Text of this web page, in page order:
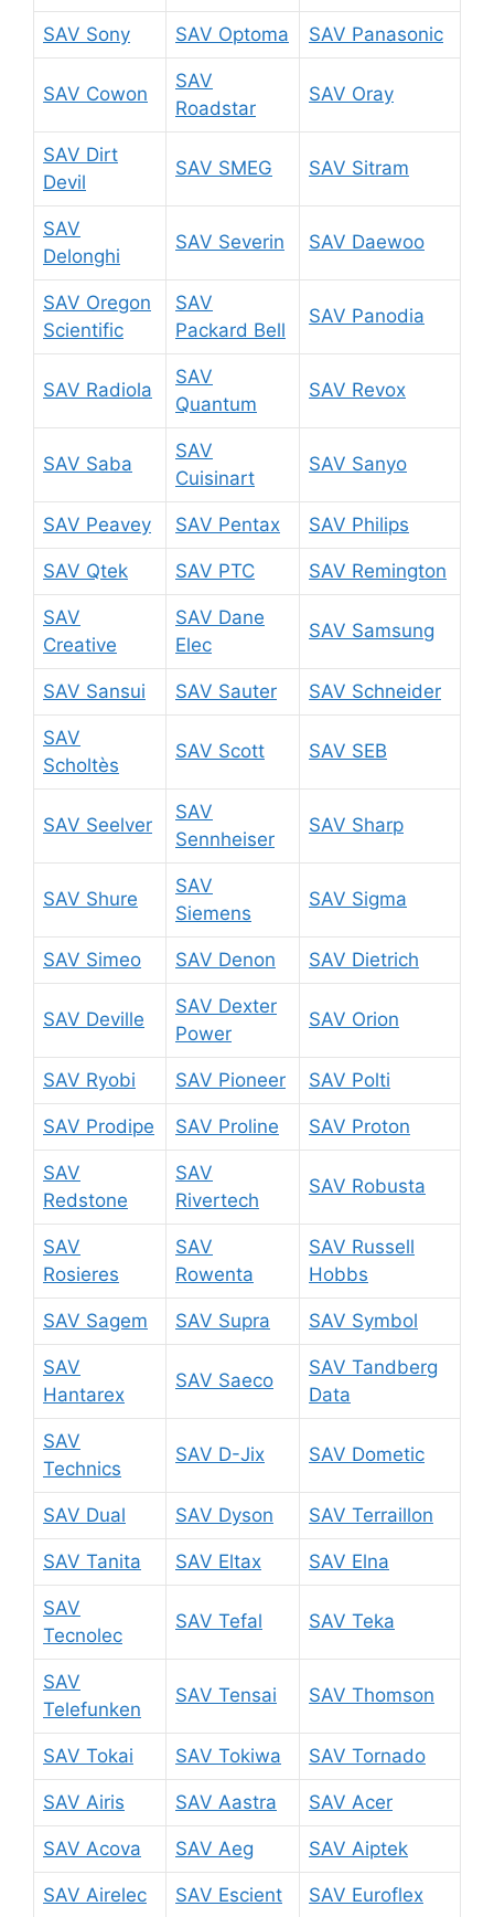
SAV Sony SAV Optoma SAV Panasonic
SAV Cowon
SAV
Roadstar
SAV Oray
SAV Dirt
Devil
SAV SMEG SAV Sitram
SAV
Delonghi
SAV Severin SAV Daewoo
SAV Oregon
Scientific
SAV
Packard Bell
SAV Panodia
SAV Radiola
SAV
Quantum
SAV Revox
SAV Saba
SAV
Cuisinart
SAV Sanyo
SAV Peavey SAV Pentax SAV Philips
SAV Qtek SAV PTC SAV Remington
SAV
Creative
SAV Dane
Elec
SAV Samsung
SAV Sansui SAV Sauter SAV Schneider
SAV
Scholtès
SAV Scott SAV SEB
SAV Seelver
SAV
Sennheiser
SAV Sharp
SAV Shure
SAV
Siemens
SAV Sigma
SAV Simeo SAV Denon SAV Dietrich
SAV Deville
SAV Dexter
Power
SAV Orion
SAV Ryobi SAV Pioneer SAV Polti
SAV Prodipe SAV Proline SAV Proton
SAV
Redstone
SAV
Rivertech
SAV Robusta
SAV
Rosieres
SAV
Rowenta
SAV Russell
Hobbs
SAV Sagem SAV Supra SAV Symbol
SAV
Hantarex
SAV Saeco
SAV Tandberg
Data
SAV
Technics
SAV D-Jix SAV Dometic
SAV Dual SAV Dyson SAV Terraillon
SAV Tanita SAV Eltax SAV Elna
SAV
Tecnolec
SAV Tefal SAV Teka
SAV
Telefunken
SAV Tensai SAV Thomson
SAV Tokai SAV Tokiwa SAV Tornado
SAV Airis SAV Aastra SAV Acer
SAV Acova SAV Aeg SAV Aiptek
SAV Airelec SAV Escient SAV Euroflex